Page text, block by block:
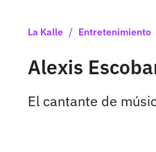
La Kalle / Entretenimiento
Alexis
El cantante de